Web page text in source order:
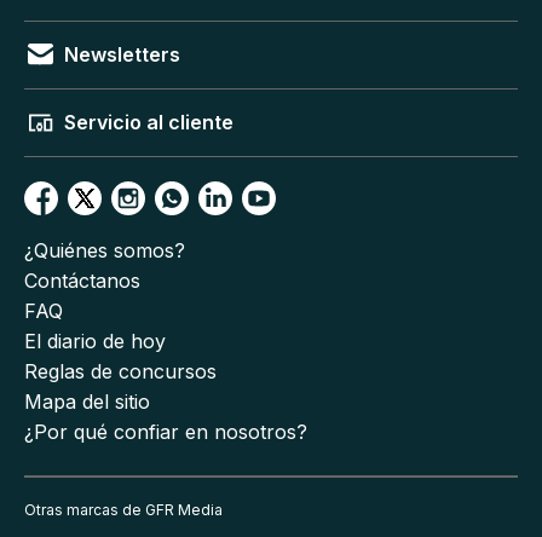
Newsletters
Servicio al cliente
¿Quiénes somos?
Contáctanos
FAQ
El diario de hoy
Reglas de concursos
Mapa del sitio
¿Por qué confiar en nosotros?
Otras marcas de GFR Media